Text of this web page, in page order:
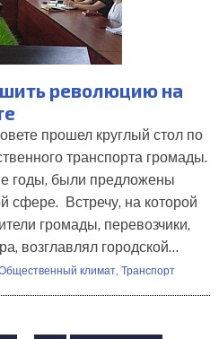
революцию на
прошел круглый стол по
транспорта громады.
годы, были предложены
сфере. Встречу, на которой
громады, перевозчики,
возглавлял городской…
климат, Транспорт